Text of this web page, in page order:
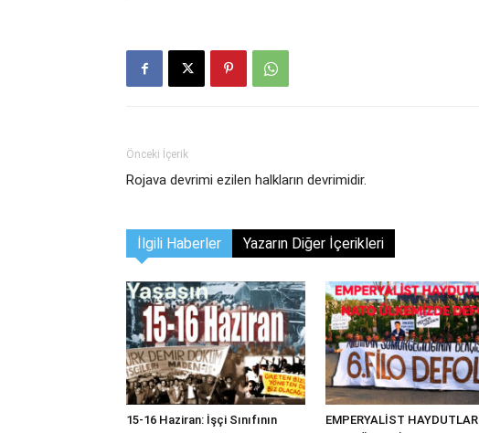
Önceki İçerik
Rojava devrimi ezilen halkların devrimidir.
İlgili Haberler Yazarın Diğer İçerikleri
15-16 Haziran: İşçi Sınıfının
EMPERYALİST HAYDUTLAR